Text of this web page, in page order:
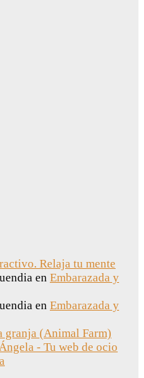
Relaja tu mente
en Embarazada y
en Embarazada y
granja (Animal Farm)
- Tu web de ocio